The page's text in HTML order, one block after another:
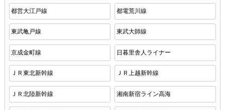
都営大江戸線 都電荒川線
東武亀戸線 東武大師線
京成金町線 日暮里舎人ライナー
ＪＲ東北新幹線 ＪＲ上越新幹線
ＪＲ北陸新幹線 湘南新宿ライン高海